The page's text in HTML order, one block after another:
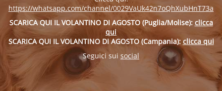
https://whatsapp.com/channel/0029VaUk42n7oQhXubHnT73a
SCARICA QUI IL VOLANTINO DI AGOSTO (Puglia/Molise): clicca
qui
SCARICA QUI IL VOLANTINO DI AGOSTO (Campania): clicca qui
Seguici sui social